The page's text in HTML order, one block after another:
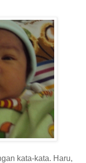
kata-kata. Haru,